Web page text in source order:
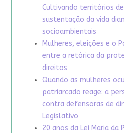
Cultivando territórios
sustentação da vida
socioambientais
Mulheres, eleições e o
entre a retórica da
direitos
Quando as mulheres
patriarcado reage: a
contra defensoras de
Legislativo
20 anos da Lei Maria da